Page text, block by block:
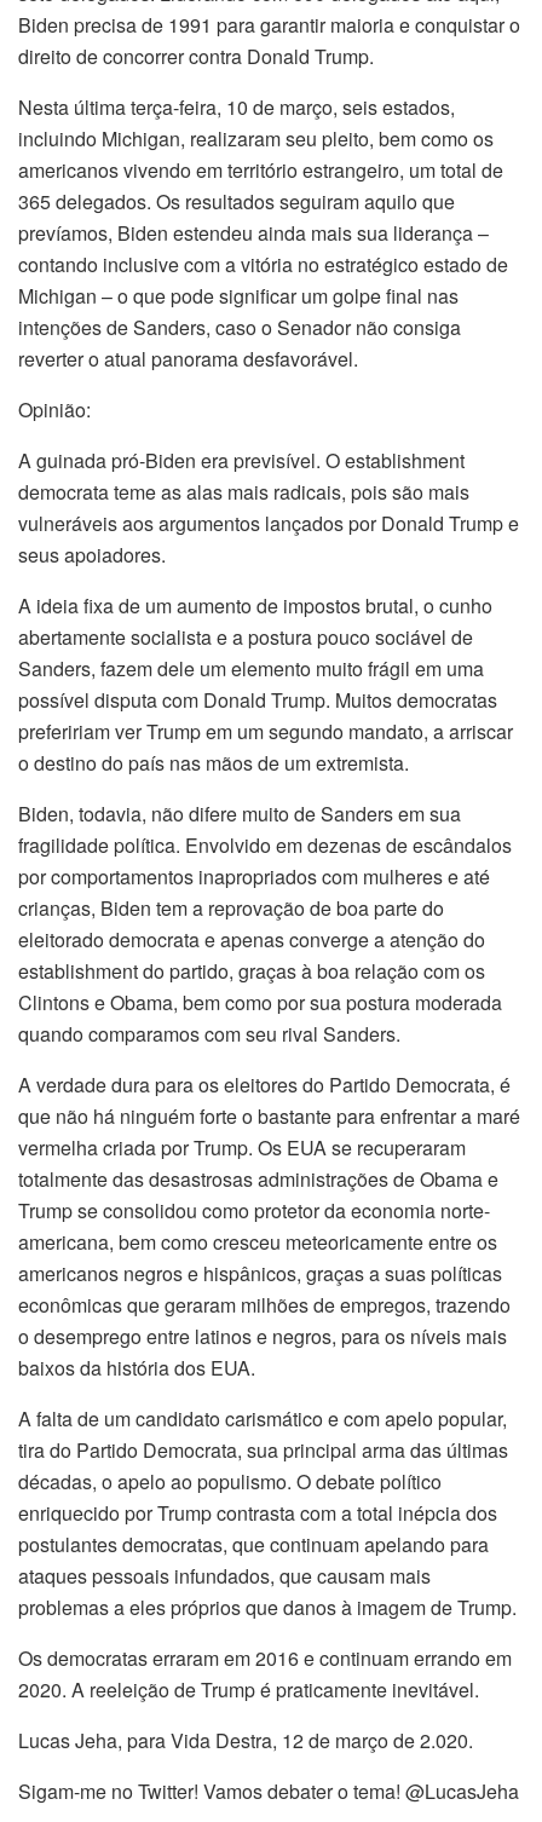
Biden precisa de 1991 para garantir maioria e conquistar o
direito de concorrer contra Donald Trump.
Nesta última terça-feira, 10 de março, seis estados,
incluindo Michigan, realizaram seu pleito, bem como os
americanos vivendo em território estrangeiro, um total de
365 delegados. Os resultados seguiram aquilo que
prevíamos, Biden estendeu ainda mais sua liderança –
contando inclusive com a vitória no estratégico estado de
Michigan – o que pode significar um golpe final nas
intenções de Sanders, caso o Senador não consiga
reverter o atual panorama desfavorável.
Opinião:
A guinada pró-Biden era previsível. O establishment
democrata teme as alas mais radicais, pois são mais
vulneráveis aos argumentos lançados por Donald Trump e
seus apoiadores.
A ideia fixa de um aumento de impostos brutal, o cunho
abertamente socialista e a postura pouco sociável de
Sanders, fazem dele um elemento muito frágil em uma
possível disputa com Donald Trump. Muitos democratas
prefeririam ver Trump em um segundo mandato, a arriscar
o destino do país nas mãos de um extremista.
Biden, todavia, não difere muito de Sanders em sua
fragilidade política. Envolvido em dezenas de escândalos
por comportamentos inapropriados com mulheres e até
crianças, Biden tem a reprovação de boa parte do
eleitorado democrata e apenas converge a atenção do
establishment do partido, graças à boa relação com os
Clintons e Obama, bem como por sua postura moderada
quando comparamos com seu rival Sanders.
A verdade dura para os eleitores do Partido Democrata, é
que não há ninguém forte o bastante para enfrentar a maré
vermelha criada por Trump. Os EUA se recuperaram
totalmente das desastrosas administrações de Obama e
Trump se consolidou como protetor da economia norte-
americana, bem como cresceu meteoricamente entre os
americanos negros e hispânicos, graças a suas políticas
econômicas que geraram milhões de empregos, trazendo
o desemprego entre latinos e negros, para os níveis mais
baixos da história dos EUA.
A falta de um candidato carismático e com apelo popular,
tira do Partido Democrata, sua principal arma das últimas
décadas, o apelo ao populismo. O debate político
enriquecido por Trump contrasta com a total inépcia dos
postulantes democratas, que continuam apelando para
ataques pessoais infundados, que causam mais
problemas a eles próprios que danos à imagem de Trump.
Os democratas erraram em 2016 e continuam errando em
2020. A reeleição de Trump é praticamente inevitável.
Lucas Jeha, para Vida Destra, 12 de março de 2.020.
Sigam-me no Twitter! Vamos debater o tema! @LucasJeha